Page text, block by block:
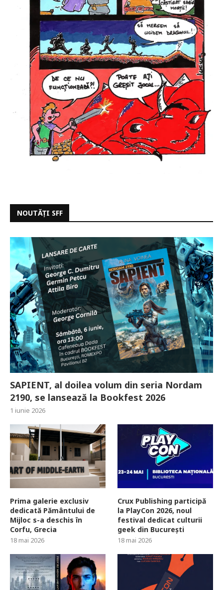
NOUTĂȚI SFF
SAPIENT, al doilea volum din seria Nordam
2190, se lansează la Bookfest 2026
1 iunie 2026
Prima galerie exclusiv
dedicată Pământului de
Mijloc s-a deschis în
Corfu, Grecia
18 mai 2026
Crux Publishing participă
la PlayCon 2026, noul
festival dedicat culturii
geek din București
18 mai 2026